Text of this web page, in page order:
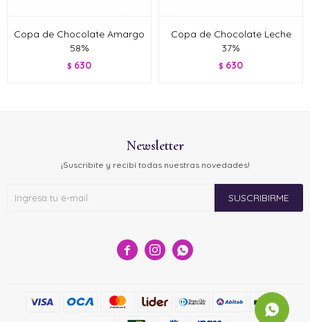
Copa de Chocolate Amargo
58%
$ 630
Copa de Chocolate Leche
37%
$ 630
  
Newsletter
¡Suscribite y recibí todas nuestras novedades!
SUSCRIBIRME